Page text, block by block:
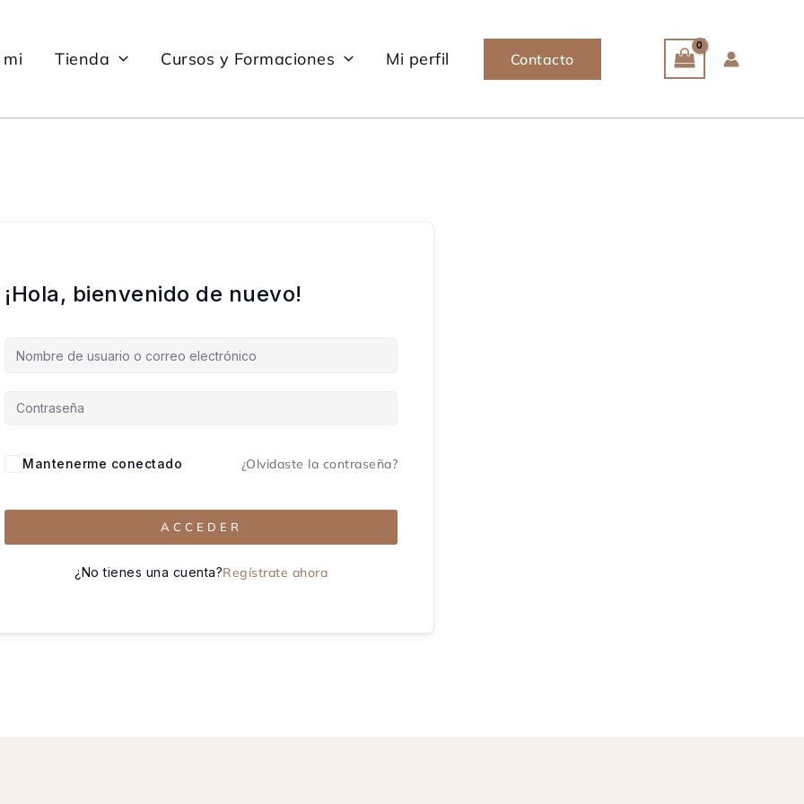
Tienda Cursos y Formaciones Mi perfil Contacto
¡Hola, bienvenido de nuevo!
Mantenerme conectado ¿Olvidaste la contraseña?
ACCEDER
¿No tienes una cuenta?Regístrate ahora